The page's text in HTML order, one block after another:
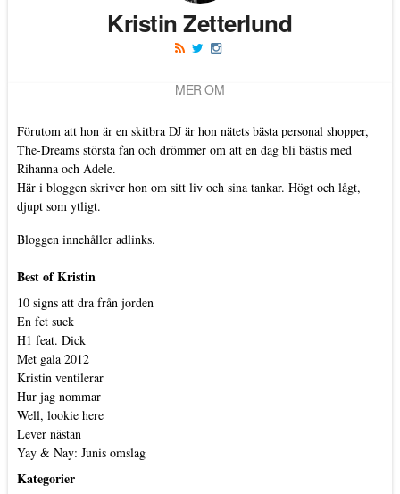
Kristin Zetterlund
MER OM
Förutom att hon är en skitbra DJ är hon nätets bästa personal shopper,
The-Dreams största fan och drömmer om att en dag bli bästis med
Rihanna och Adele.
Här i bloggen skriver hon om sitt liv och sina tankar. Högt och lågt,
djupt som ytligt.
Bloggen innehåller adlinks.
Best of Kristin
10 signs att dra från jorden
En fet suck
H1 feat. Dick
Met gala 2012
Kristin ventilerar
Hur jag nommar
Well, lookie here
Lever nästan
Yay & Nay: Junis omslag
Kategorier